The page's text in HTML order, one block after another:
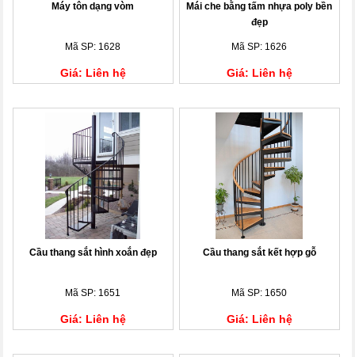
Máy tôn dạng vòm
Mã SP: 1628
Giá: Liên hệ
Mái che bằng tấm nhựa poly bền
đẹp
Mã SP: 1626
Giá: Liên hệ
Cầu thang sắt hình xoắn đẹp
Mã SP: 1651
Giá: Liên hệ
Cầu thang sắt kết hợp gỗ
Mã SP: 1650
Giá: Liên hệ